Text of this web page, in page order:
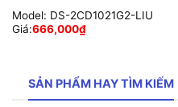
Model: DS-2CD1021G2-LIU
Giá:666,000₫
SẢN PHẨM HAY TÌM KIẾM